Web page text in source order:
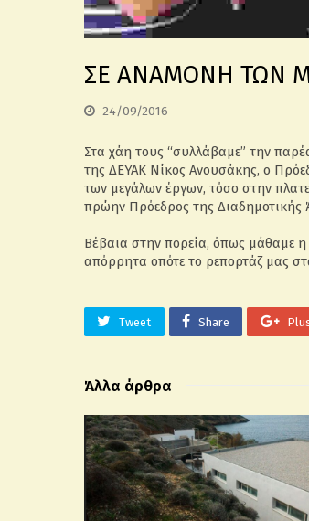
ΣΕ ΑΝΑΜΟΝΗ ΤΩΝ
24/09/2016
Στα χάη τους “συλλάβαμε” την
της ΔΕΥΑΚ Νίκος Ανουσάκης, ο
των μεγάλων έργων, τόσο στην
πρώην Πρόεδρος της Διαδημοτικής
Βέβαια στην πορεία, όπως μάθαμε η
απόρρητα οπότε το ρεπορτάζ μας
Tweet Share
Άλλα άρθρα